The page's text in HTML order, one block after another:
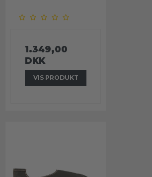
1.349,00
DKK
VIS PRODUKT